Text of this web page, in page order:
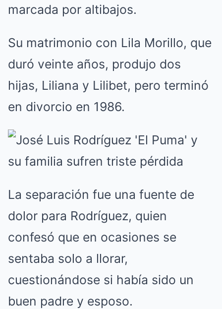
marcada por altibajos.
Su matrimonio con Lila Morillo, que
duró veinte años, produjo dos
hijas, Liliana y Lilibet, pero terminó
en divorcio en 1986.
La separación fue una fuente de
dolor para Rodríguez, quien
confesó que en ocasiones se
sentaba solo a llorar,
cuestionándose si había sido un
buen padre y esposo.